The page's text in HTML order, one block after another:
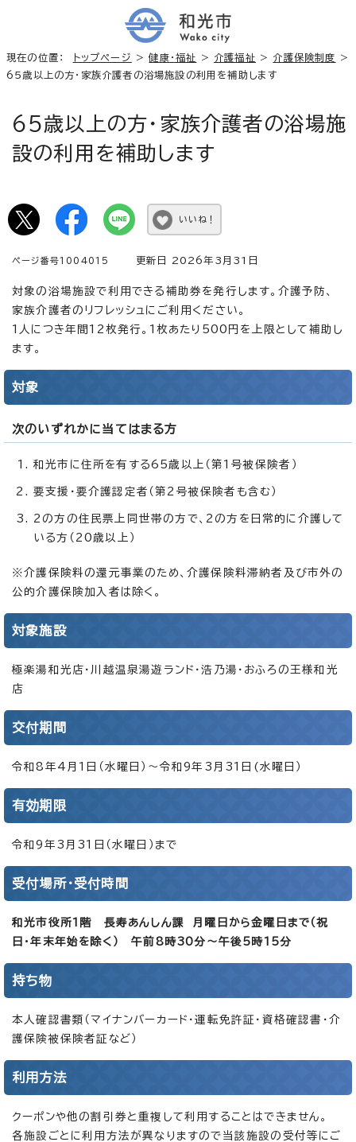
現在の位置： トップページ >健康・福祉 > 介護福祉 > 介護保険制度
>
65歳以上の方・家族介護者の浴場施設の利用を補助します
65歳以上の方・家族介護者の浴場施
設の利用を補助します
いいね！
ページ番号1004015 更新日 2026年3月31日
対象の浴場施設で利用できる補助券を発行します。介護予防、
家族介護者のリフレッシュにご利用ください。
1人につき年間12枚発行。1枚あたり500円を上限として補助し
ます。
対象
次のいずれかに当てはまる方
和光市に住所を有する65歳以上（第1号被保険者）
要支援・要介護認定者（第2号被保険者も含む）
2の方の住民票上同世帯の方で、2の方を日常的に介護して
いる方（20歳以上）
※介護保険料の還元事業のため、介護保険料滞納者及び市外の
公的介護保険加入者は除く。
対象施設
極楽湯和光店・川越温泉湯遊ランド・浩乃湯・おふろの王様和光
店
交付期間
令和8年4月1日（水曜日）～令和9年3月31日(水曜日）
有効期限
令和9年3月31日（水曜日）まで
受付場所・受付時間
和光市役所1階 長寿あんしん課 月曜日から金曜日まで（祝
日・年末年始を除く） 午前8時30分～午後5時15分
持ち物
本人確認書類（マイナンバーカード・運転免許証・資格確認書・介
護保険被保険者証など）
利用方法
クーポンや他の割引券と重複して利用することはできません。
各施設ごとに利用方法が異なりますので当該施設の受付等にご